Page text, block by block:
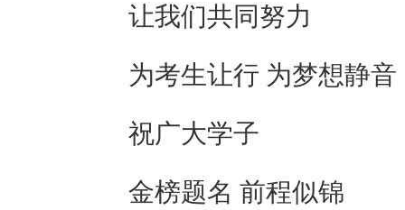
让我们共同努力
为考生让行 为梦想静音
祝广大学子
金榜题名 前程似锦